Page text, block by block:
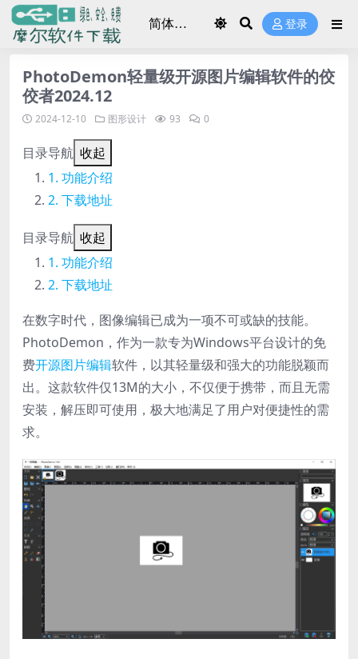
登录
PhotoDemon轻量级开源图片编辑软件的佼
佼者2024.12
2024-12-10 图形设计 93 0
目录导航 收起
功能介绍
下载地址
目录导航 收起
功能介绍
下载地址
在数字时代，图像编辑已成为一项不可或缺的技能。
PhotoDemon，作为一款专为Windows平台设计的免
费开源图片编辑软件，以其轻量级和强大的功能脱颖而
出。这款软件仅13M的大小，不仅便于携带，而且无需
安装，解压即可使用，极大地满足了用户对便捷性的需
求。